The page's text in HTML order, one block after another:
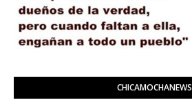
CHICAMOCHANEWS